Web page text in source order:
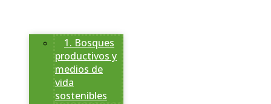
1. Bosques
productivos y
medios de
vida
sostenibles